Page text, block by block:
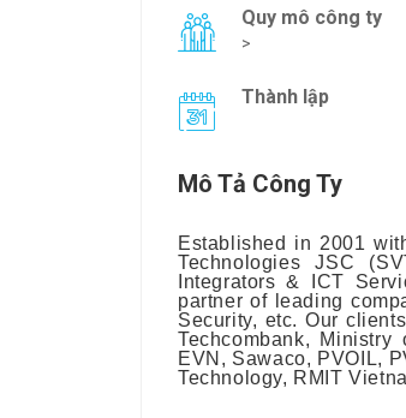
Quy mô công ty
>
Thành lập
Mô Tả Công Ty
Established in 2001
Technologies JSC
Integrators & ICT
partner of leading
Security, etc. Our
Techcombank,
EVN, Sawaco, PVOIL,
Technology, RMIT